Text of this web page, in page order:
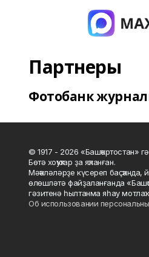
Партнеры
Фотобанк
© 1917 - 2026 «Башҡортостан»
Бөтә хоҡуҡтар ҙа яҡланған.
Мәҡәләләрҙе күсереп баҫҡанда,
өлөшләтә файҙаланғанда
гәзитенә һылтанма яһау мотлаҡ.
Об использовании